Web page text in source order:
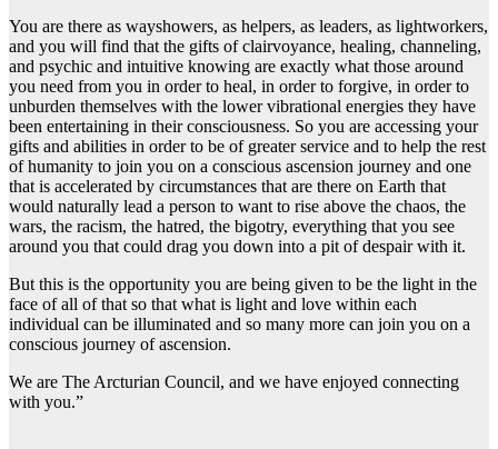
You are there as wayshowers, as helpers, as leaders, as lightworkers,
and you will find that the gifts of clairvoyance, healing, channeling,
and psychic and intuitive knowing are exactly what those around
you need from you in order to heal, in order to forgive, in order to
unburden themselves with the lower vibrational energies they have
been entertaining in their consciousness. So you are accessing your
gifts and abilities in order to be of greater service and to help the rest
of humanity to join you on a conscious ascension journey and one
that is accelerated by circumstances that are there on Earth that
would naturally lead a person to want to rise above the chaos, the
wars, the racism, the hatred, the bigotry, everything that you see
around you that could drag you down into a pit of despair with it.
But this is the opportunity you are being given to be the light in the
face of all of that so that what is light and love within each
individual can be illuminated and so many more can join you on a
conscious journey of ascension.
We are The Arcturian Council, and we have enjoyed connecting
with you.”